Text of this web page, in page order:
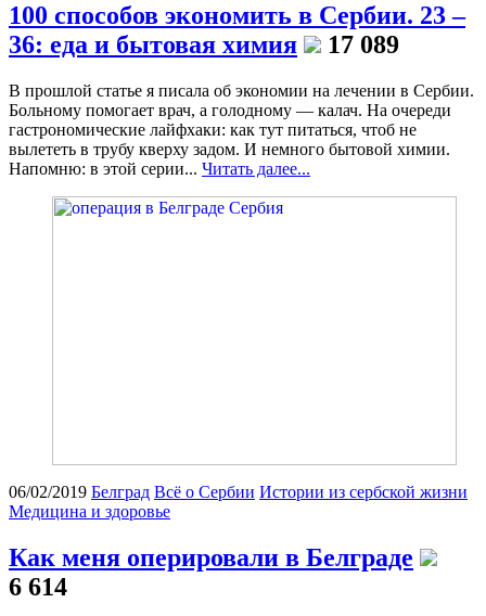
100 способов экономить в Сербии. 23 –
36: еда и бытовая химия
17 089
В прошлой статье я писала об экономии на лечении в Сербии.
Больному помогает врач, а голодному — калач. На очереди
гастрономические лайфхаки: как тут питаться, чтоб не
вылететь в трубу кверху задом. И немного бытовой химии.
Напомню: в этой серии... Читать далее...
06/02/2019 Белград Всё о Сербии Истории из сербской жизни
Медицина и здоровье
Как меня оперировали в Белграде
6 614